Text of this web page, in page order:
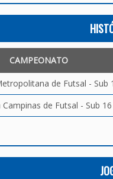
CAMPEONATO
de Futsal - Sub
Campinas de Futsal - Sub 16